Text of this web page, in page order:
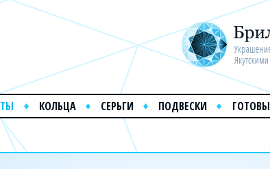
КОЛЬЦА СЕРЬГИ ПОДВЕСКИ